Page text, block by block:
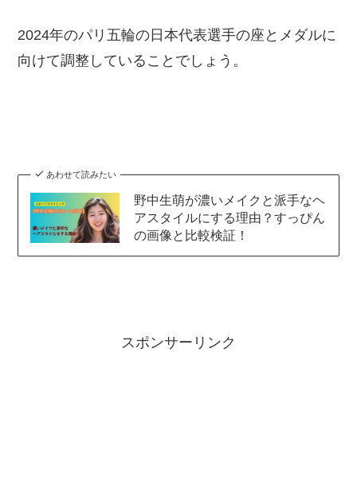
2024年のパリ五輪の日本代表選手の座とメダルに
向けて調整していることでしょう。
あわせて読みたい
野中生萌が濃いメイクと派手なヘ
アスタイルにする理由？すっぴん
の画像と比較検証！
スポンサーリンク